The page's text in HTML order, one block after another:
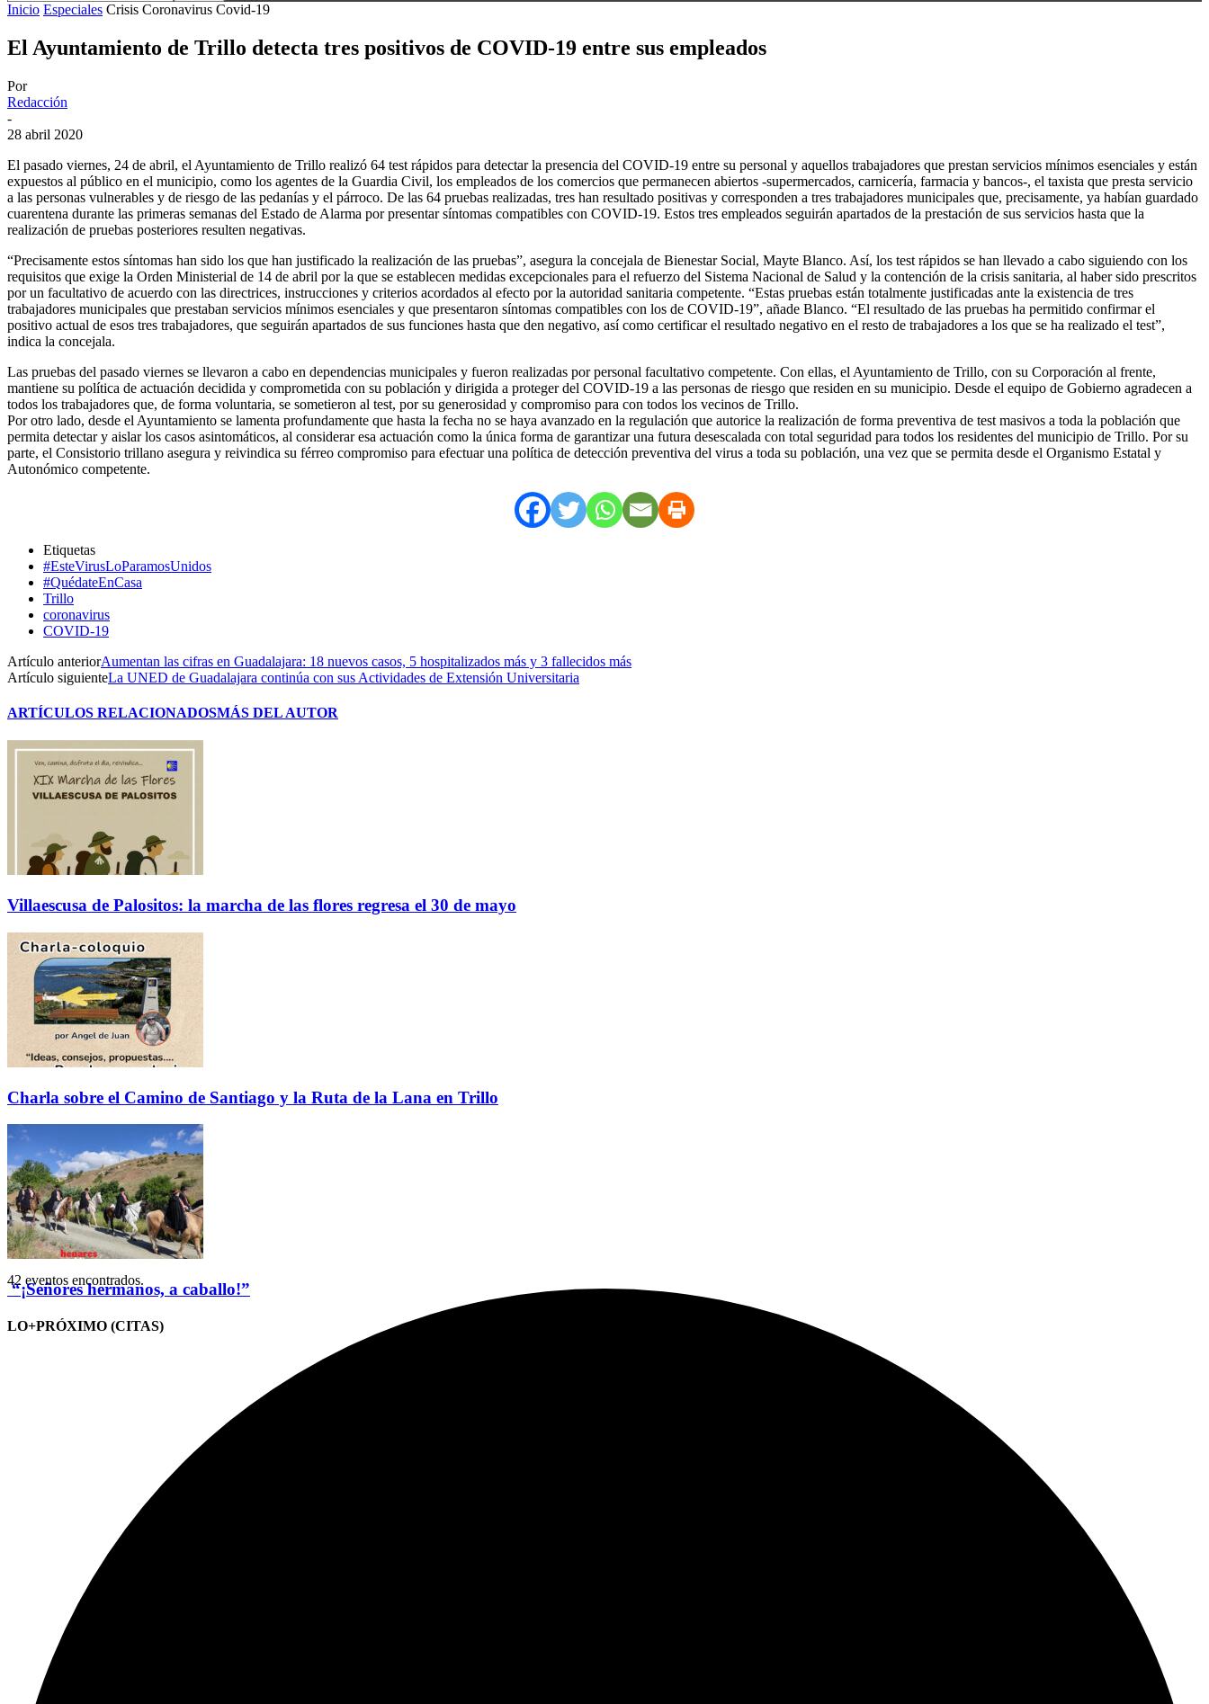
Inicio Especiales Crisis Coronavirus Covid-19
El Ayuntamiento de Trillo detecta tres positivos de COVID-19 entre sus empleados
Por
Redacción
-
28 abril 2020
El pasado viernes, 24 de abril, el Ayuntamiento de Trillo realizó 64 test rápidos para detectar la presencia del COVID-19 entre su personal y aquellos trabajadores que prestan servicios mínimos esenciales y están
expuestos al público en el municipio, como los agentes de la Guardia Civil, los empleados de los comercios que permanecen abiertos -supermercados, carnicería, farmacia y bancos-, el taxista que presta servicio
a las personas vulnerables y de riesgo de las pedanías y el párroco. De las 64 pruebas realizadas, tres han resultado positivas y corresponden a tres trabajadores municipales que, precisamente, ya habían guardado
cuarentena durante las primeras semanas del Estado de Alarma por presentar síntomas compatibles con COVID-19. Estos tres empleados seguirán apartados de la prestación de sus servicios hasta que la
realización de pruebas posteriores resulten negativas.
“Precisamente estos síntomas han sido los que han justificado la realización de las pruebas”, asegura la concejala de Bienestar Social, Mayte Blanco. Así, los test rápidos se han llevado a cabo siguiendo con los
requisitos que exige la Orden Ministerial de 14 de abril por la que se establecen medidas excepcionales para el refuerzo del Sistema Nacional de Salud y la contención de la crisis sanitaria, al haber sido prescritos
por un facultativo de acuerdo con las directrices, instrucciones y criterios acordados al efecto por la autoridad sanitaria competente. “Estas pruebas están totalmente justificadas ante la existencia de tres
trabajadores municipales que prestaban servicios mínimos esenciales y que presentaron síntomas compatibles con los de COVID-19”, añade Blanco. “El resultado de las pruebas ha permitido confirmar el
positivo actual de esos tres trabajadores, que seguirán apartados de sus funciones hasta que den negativo, así como certificar el resultado negativo en el resto de trabajadores a los que se ha realizado el test”,
indica la concejala.
Las pruebas del pasado viernes se llevaron a cabo en dependencias municipales y fueron realizadas por personal facultativo competente. Con ellas, el Ayuntamiento de Trillo, con su Corporación al frente,
mantiene su política de actuación decidida y comprometida con su población y dirigida a proteger del COVID-19 a las personas de riesgo que residen en su municipio. Desde el equipo de Gobierno agradecen a
todos los trabajadores que, de forma voluntaria, se sometieron al test, por su generosidad y compromiso para con todos los vecinos de Trillo.
Por otro lado, desde el Ayuntamiento se lamenta profundamente que hasta la fecha no se haya avanzado en la regulación que autorice la realización de forma preventiva de test masivos a toda la población que
permita detectar y aislar los casos asintomáticos, al considerar esa actuación como la única forma de garantizar una futura desescalada con total seguridad para todos los residentes del municipio de Trillo. Por su
parte, el Consistorio trillano asegura y reivindica su férreo compromiso para efectuar una política de detección preventiva del virus a toda su población, una vez que se permita desde el Organismo Estatal y
Autonómico competente.
Etiquetas
#EsteVirusLoParamosUnidos
#QuédateEnCasa
Trillo
coronavirus
COVID-19
Artículo anteriorAumentan las cifras en Guadalajara: 18 nuevos casos, 5 hospitalizados más y 3 fallecidos más
Artículo siguienteLa UNED de Guadalajara continúa con sus Actividades de Extensión Universitaria
ARTÍCULOS RELACIONADOSMÁS DEL AUTOR
Villaescusa de Palositos: la marcha de las flores regresa el 30 de mayo
Charla sobre el Camino de Santiago y la Ruta de la Lana en Trillo
“¡Señores hermanos, a caballo!”
LO+PRÓXIMO (CITAS)
42 eventos encontrados.